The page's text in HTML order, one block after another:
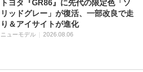
トヨタ『GR86』に先代の限定色「ソ
リッドグレー」が復活、一部改良で走
り＆アイサイトが進化
ニューモデル 2026.08.06